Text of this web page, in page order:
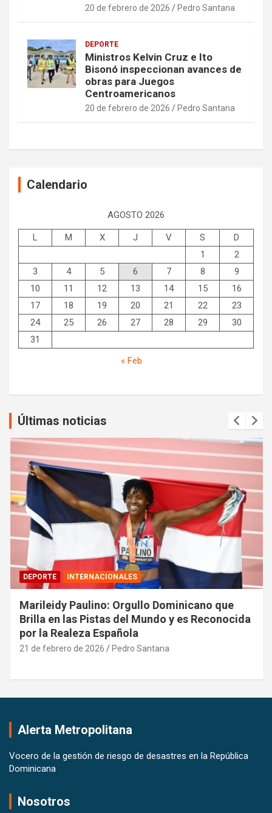
20 de febrero de 2026 Pedro Santana
DEPORTE
Ministros Kelvin Cruz e Ito
Bisonó inspeccionan avances de
obras para Juegos
Centroamericanos
20 de febrero de 2026 Pedro Santana
Calendario
AGOSTO 2026
L M X J V S
D
1
2
3
4 5 6 7 8
9
10
11 12 13 14 15
16
17
18 19 20 21 22
23
24
25 26 27 28 29
30
31
« Feb
Últimas noticias
DEPORTE INTERNACIONALES
Marileidy Paulino: Orgullo Dominicano que
Brilla en las Pistas del Mundo y es Reconocida
por la Realeza Española
21 de febrero de 2026 Pedro Santana
Alerta Metropolitana
Vocero de la gestión de riesgo de desastres en la República
Dominicana
Nosotros